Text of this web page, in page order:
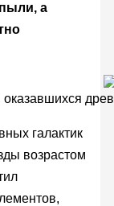
а
галактик
возрастом